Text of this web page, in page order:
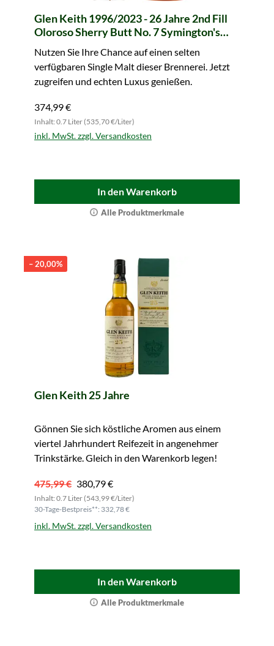
Glen Keith 1996/2023 - 26 Jahre 2nd Fill
Oloroso Sherry Butt No. 7 Symington's
Nutzen Sie Ihre Chance auf einen selten
verfügbaren Single Malt dieser Brennerei. Jetzt
zugreifen und echten Luxus genießen.
374,99 €
Inhalt: 0.7 Liter (535,70 €/Liter)
inkl. MwSt. zzgl. Versandkosten
In den Warenkorb
Alle Produktmerkmale
– 20,00%
Glen Keith 25 Jahre
Gönnen Sie sich köstliche Aromen aus einem
viertel Jahrhundert Reifezeit in angenehmer
Trinkstärke. Gleich in den Warenkorb legen!
475,99 € 380,79 €
Inhalt: 0.7 Liter (543,99 €/Liter)
30-Tage-Bestpreis**: 332,78 €
inkl. MwSt. zzgl. Versandkosten
In den Warenkorb
Alle Produktmerkmale